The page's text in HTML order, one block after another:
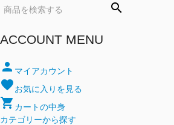
search
ACCOUNT MENU
person マイアカウント
favoriteお気に入りを見る
shopping_cart カートの中身
カテゴリーから探す